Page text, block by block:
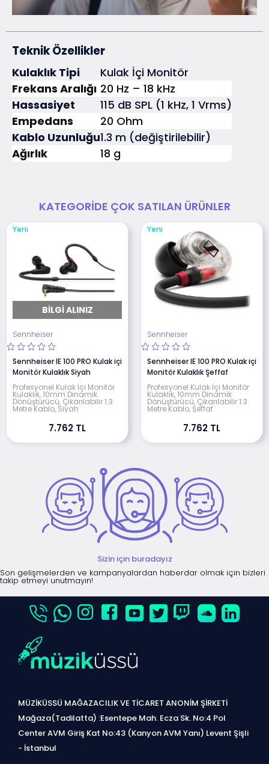
Teknik Özellikler
Kulaklık Tipi
Kulak İçi Monitör
Frekans Aralığı 20 Hz – 18 kHz
Hassasiyet
115 dB SPL (1 kHz, 1 Vrms)
Empedans
20 Ohm
Kablo Uzunluğu1.3 m (değiştirilebilir)
Ağırlık
18 g
KATEGORIDE ÇOK SATILAN ÜRÜNLER
Yeni
BILGI ALINIZ
Sennheiser
Sennheiser IE 100 PRO Kulak içi
Monitör Kulaklık Siyah
Profesyonel Kulak İçi Monitör
Kulaklık, 10mm Dinamik
Dönüştürücü, Çıkarılabilir 1.3
Metre Kablo, Siyah
7.762 TL
Yeni
Sennheiser
Sennheiser IE 100 PRO Kulak içi
Monitör Kulaklık Şeffaf
Profesyonel Kulak İçi Monitör
Kulaklık, 10mm Dinamik
Dönüştürücü, Çıkarılabilir 1.3
Metre Kablo, Şeffaf
7.762 TL
Sizin için buradayız
Son gelişmelerden ve kampanyalardan haberdar olmak için bizleri
takip etmeyi unutmayın!
MÜZİKÜSSÜ MAĞAZACILIK VE TİCARET ANONİM ŞİRKETİ
Mağaza(Tadilatta) :Esentepe Mah. Ecza Sk. No:4 Pol
Center AVM Giriş Kat No:43 (Kanyon AVM Yanı) Levent Şişli
- İstanbul